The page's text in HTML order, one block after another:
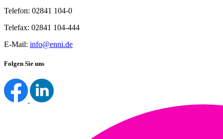
Telefon: 02841 104-0
Telefax: 02841 104-444
E-Mail: info@enni.de
Folgen Sie uns